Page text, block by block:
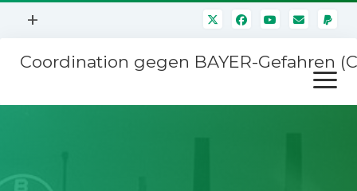
Menü
+
Mitmachen
Kontakt
Coordination gegen BAYER-Gefahren
Menü
öffnen